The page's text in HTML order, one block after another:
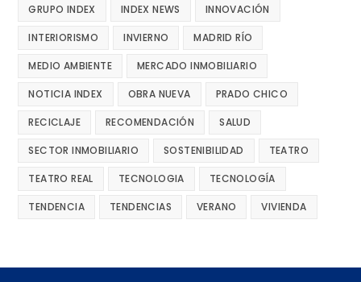
GRUPO INDEX INDEX NEWS INNOVACIÓN
INTERIORISMO INVIERNO MADRID RÍO
MEDIO AMBIENTE MERCADO INMOBILIARIO
NOTICIA INDEX OBRA NUEVA PRADO CHICO
RECICLAJE RECOMENDACIÓN SALUD
SECTOR INMOBILIARIO SOSTENIBILIDAD TEATRO
TEATRO REAL TECNOLOGIA TECNOLOGÍA
TENDENCIA TENDENCIAS VERANO VIVIENDA